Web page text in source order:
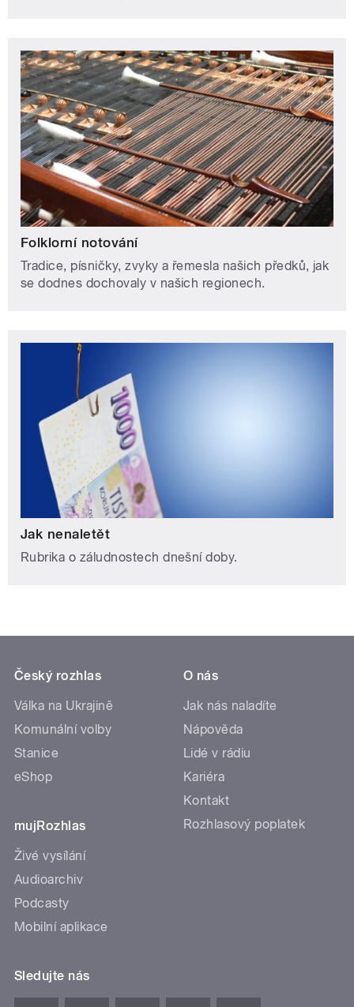
Folklorní notování
Tradice, písničky, zvyky a řemesla našich předků, jak
se dodnes dochovaly v našich regionech.
Jak nenaletět
Rubrika o záludnostech dnešní doby.
Český rozhlas
Válka na Ukrajině
Komunální volby
Stanice
eShop
mujRozhlas
Živé vysílání
Audioarchiv
Podcasty
Mobilní aplikace
O nás
Jak nás naladíte
Nápověda
Lidé v rádiu
Kariéra
Kontakt
Rozhlasový poplatek
Sledujte nás